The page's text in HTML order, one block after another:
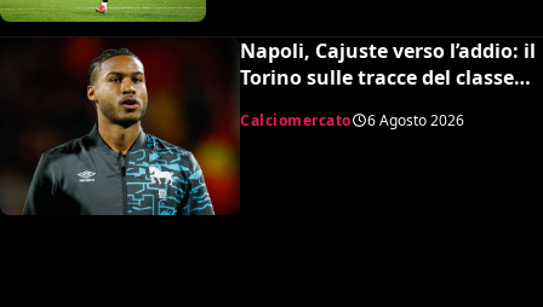
Napoli, Cajuste verso l’addio: il
Torino sulle tracce del classe
Calciomercato 6 Agosto 2026